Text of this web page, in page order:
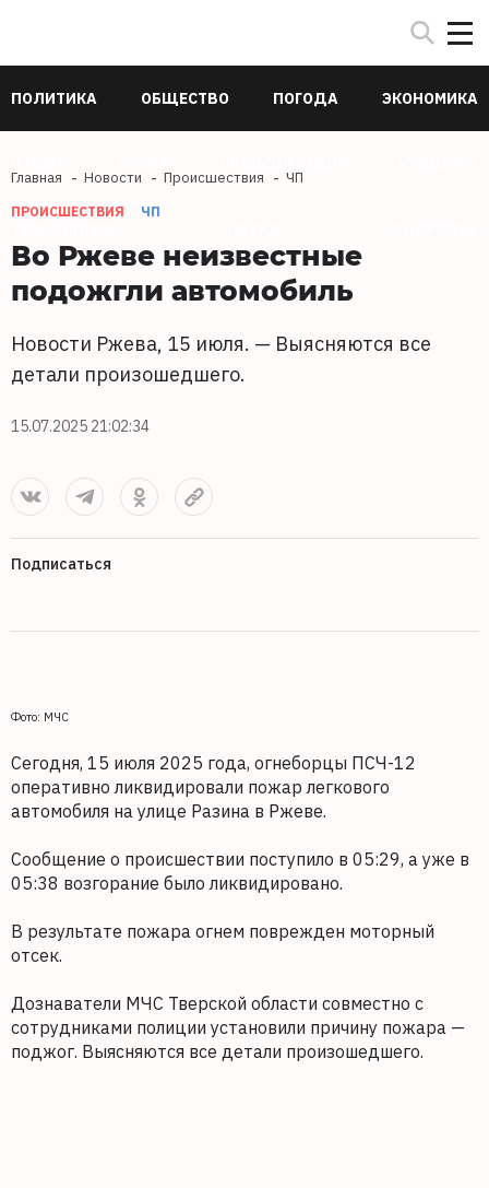
ПОЛИТИКА ОБЩЕСТВО ПОГОДА ЭКОНОМИКА
Главная Новости Происшествия ЧП
ПРОИСШЕСТВИЯ ЧП
Во Ржеве неизвестные
подожгли автомобиль
Новости Ржева, 15 июля. — Выясняются все
детали произошедшего.
15.07.2025 21:02:34
Подписаться
Фото: МЧС
Сегодня, 15 июля 2025 года, огнеборцы ПСЧ-12
оперативно ликвидировали пожар легкового
автомобиля на улице Разина в Ржеве.
Сообщение о происшествии поступило в 05:29, а уже в
05:38 возгорание было ликвидировано.
В результате пожара огнем поврежден моторный
отсек.
Дознаватели МЧС Тверской области совместно с
сотрудниками полиции установили причину пожара —
поджог. Выясняются все детали произошедшего.